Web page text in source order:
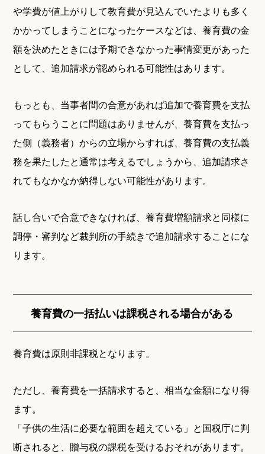
や学費が値上がりして教育費が見込んでいたよりも多く
かかってしまうことになったケースなどは、養育費の金
額を決めたときには予期できなかった事情変更があった
として、追加請求が認められる可能性はあります。
もっとも、当事者間の合意があれば追加で養育費を支払
ってもらうことに問題はありませんが、養育費を支払っ
た側（義務者）からの立場からすれば、養育費の支払義
務を果たしたと通常は考えるでしょうから、追加請求さ
れてもなかなか納得しない可能性があります。
話し合いで合意できなければ、養育費増額請求と同様に
調停・審判など裁判所の手続きで追加請求することにな
ります。
養育費の一括払いは課税される場合がある
養育費は原則非課税となります。
ただし、養育費を一括請求すると、相当な金額になり得
ます。
「子供の生活に必要な範囲を超えている」と国税庁に判
断されると、贈与税の課税を受けるおそれがあります。